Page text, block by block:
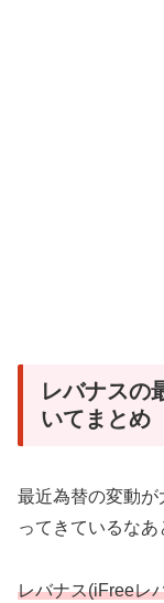
レバナスの
いてまとめ
最近為替の変動
ってきているなあ
レバナス(iFreeレ